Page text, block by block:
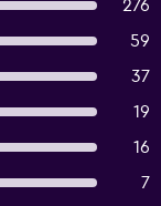
276
59
37
19
16
7